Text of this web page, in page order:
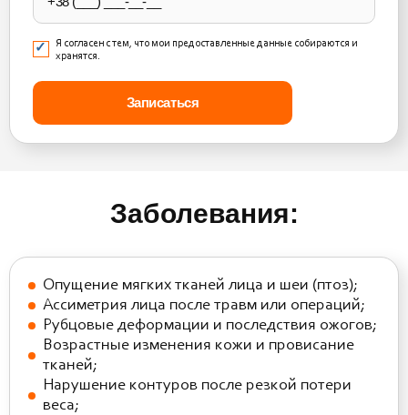
Я согласен с тем, что мои предоставленные данные собираются и
хранятся.
Заболевания:
Опущение мягких тканей лица и шеи (птоз);
Ассиметрия лица после травм или операций;
Рубцовые деформации и последствия ожогов;
Возрастные изменения кожи и провисание
тканей;
Нарушение контуров после резкой потери
веса;